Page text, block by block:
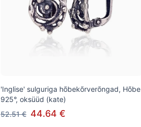
'Inglise' sulguriga hõbekõrverõngad, Hõbe
925°, oksüüd (kate)
52.51 € 44.64 €